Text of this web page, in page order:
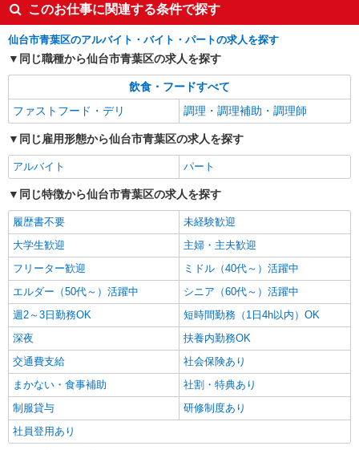
株式会社ジェイ・エス・ビー・フードサービス
食事付き学生マンションでの調理員
月給210,000円〜230,000円 ※経験・能力を考
慮し決定 ※試用期間3ヵ月（同条件）
宮城県仙台市青葉区五橋2丁目202-1 （仮称）
The Park Hive仙台五橋 ※2027年3月オープン予定
※オープン前は近隣施設で勤務いただきます ※状
況により近隣食堂へ配属の可能性あり
キープ 詳細を見る
アルバイト
株式会社ジェイ・エス・ビー・フードサービス
食事付き学生マンションでの調理補助
時給1,040円〜 ※22時以降は時給25％UP（深
夜割増） 深夜割増：1,300円 （試用期間3か月、
宮城県仙台市青葉区米ケ袋2丁目1番地45号 マ
キープ 詳細を見る
アルバイト
株式会社ジェイ・エス・ビー・フードサービス
食事付き学生マンションでの調理補助
時給1,040円 ※試用期間3ヵ月（同条件）
学生会館8Flag（エイトフラッグ） 宮城県仙台
このお仕事に関連する条件で探す
仙台市青葉区のアルバイト・バイト・パートの求人を探す
同じ職種から仙台市青葉区の求人を探す
飲食・フードすべて
ファストフード・デリ
調理・調理補助・調理師
同じ雇用形態から仙台市青葉区の求人を探す
アルバイト パート
同じ特徴から仙台市青葉区の求人を探す
履歴書不要
未経験歓迎
大学生歓迎
主婦・主夫歓迎
フリーター歓迎
ミドル（40代～）活躍中
エルダー（50代～）活躍中
シニア（60代～）活躍中
週2～3日勤務OK
短時間勤務（1日4h以内）OK
深夜
扶養内勤務OK
交通費支給
社会保険あり
まかない・食事補助
社割・特典あり
制服貸与
研修制度あり
社員登用あり